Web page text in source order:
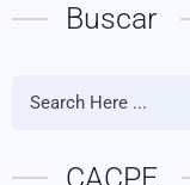
Buscar